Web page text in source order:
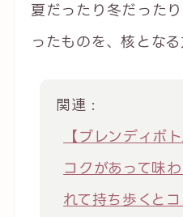
夏だったり冬だった
ったものを、核となる
関連 :
【ブレンディボ
コクがあって味
れて持ち歩くと